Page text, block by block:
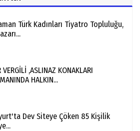
Türk Kadınları Tiyatro Topluluğu,
VERGİLİ ,ASLINAZ KONAKLARI
HALKIN...
Dev Siteye Çöken 85 Kişilik